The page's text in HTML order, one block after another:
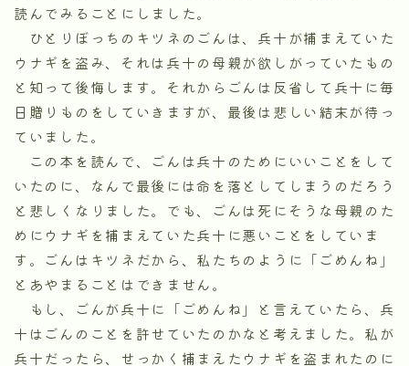
読んでみることにしました。
ひとりぼっちのキツネのごんは、兵十が捕まえていた
ウナギを盗み、それは兵十の母親が欲しがっていたもの
と知って後悔します。それからごんは反省して兵十に毎
日贈りものをしていきますが、最後は悲しい結末が待っ
ていました。
この本を読んで、ごんは兵十のためにいいことをして
いたのに、なんで最後には命を落としてしまうのだろう
と悲しくなりました。でも、ごんは死にそうな母親のた
めにウナギを捕まえていた兵十に悪いことをしていま
す。ごんはキツネだから、私たちのように「ごめんね」
とあやまることはできません。
もし、ごんが兵十に「ごめんね」と言えていたら、兵
十はごんのことを許せていたのかなと考えました。私が
兵十だったら、せっかく捕まえたウナギを盗まれたのに